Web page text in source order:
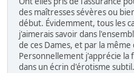
des maîtresses sévères ou
début. Évidemment, tous les
j'aimerais savoir dans
de ces Dames, et par la même
Personnellement j'apprécie la
dans un écrin d'érotisme subtil.